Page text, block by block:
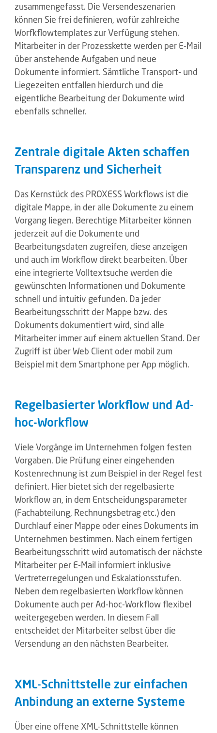
zusammengefasst. Die Versendeszenarien
können Sie frei definieren, wofür zahlreiche
Worfkflowtemplates zur Verfügung stehen.
Mitarbeiter in der Prozesskette werden per E-Mail
über anstehende Aufgaben und neue
Dokumente informiert. Sämtliche Transport- und
Liegezeiten entfallen hierdurch und die
eigentliche Bearbeitung der Dokumente wird
ebenfalls schneller.
Zentrale digitale Akten schaffen
Transparenz und Sicherheit
Das Kernstück des PROXESS Workflows ist die
digitale Mappe, in der alle Dokumente zu einem
Vorgang liegen. Berechtige Mitarbeiter können
jederzeit auf die Dokumente und
Bearbeitungsdaten zugreifen, diese anzeigen
und auch im Workflow direkt bearbeiten. Über
eine integrierte Volltextsuche werden die
gewünschten Informationen und Dokumente
schnell und intuitiv gefunden. Da jeder
Bearbeitungsschritt der Mappe bzw. des
Dokuments dokumentiert wird, sind alle
Mitarbeiter immer auf einem aktuellen Stand. Der
Zugriff ist über Web Client oder mobil zum
Beispiel mit dem Smartphone per App möglich.
Regelbasierter Workflow und Ad-
hoc-Workflow
Viele Vorgänge im Unternehmen folgen festen
Vorgaben. Die Prüfung einer eingehenden
Kostenrechnung ist zum Beispiel in der Regel fest
definiert. Hier bietet sich der regelbasierte
Workflow an, in dem Entscheidungsparameter
(Fachabteilung, Rechnungsbetrag etc.) den
Durchlauf einer Mappe oder eines Dokuments im
Unternehmen bestimmen. Nach einem fertigen
Bearbeitungsschritt wird automatisch der nächste
Mitarbeiter per E-Mail informiert inklusive
Vertreterregelungen und Eskalationsstufen.
Neben dem regelbasierten Workflow können
Dokumente auch per Ad-hoc-Workflow flexibel
weitergegeben werden. In diesem Fall
entscheidet der Mitarbeiter selbst über die
Versendung an den nächsten Bearbeiter.
XML-Schnittstelle zur einfachen
Anbindung an externe Systeme
Über eine offene XML-Schnittstelle können